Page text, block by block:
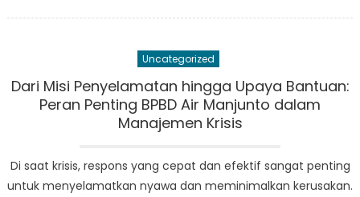
Risiko
Uncategorized
Dari Misi Penyelamatan hingga Upaya Bantuan:
Peran Penting BPBD Air Manjunto dalam
Manajemen Krisis
Di saat krisis, respons yang cepat dan efektif sangat penting
untuk menyelamatkan nyawa dan meminimalkan kerusakan.